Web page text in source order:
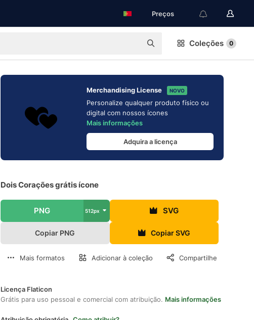
Preços
Coleções 0
Merchandising License NOVO
Personalize qualquer produto físico ou
digital com nossos ícones
Mais informações
Adquira a licença
Dois Corações grátis ícone
PNG 512px SVG
Copiar PNG Copiar SVG
Mais formatos Adicionar à coleção Compartilhe
Licença Flaticon
Grátis para uso pessoal e comercial com atribuição. Mais informações